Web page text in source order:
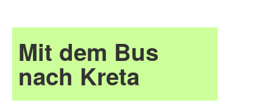
Mit dem Bus
nach Kreta